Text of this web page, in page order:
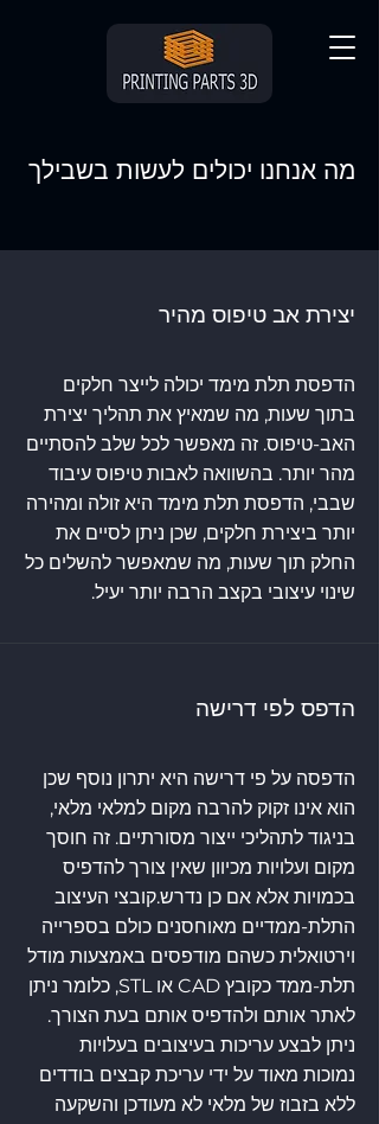
מה אנחנו יכולים לעשות בשבילך
יצירת אב טיפוס מהיר
הדפסת תלת מימד יכולה לייצר חלקים
בתוך שעות, מה שמאיץ את תהליך יצירת
האב-טיפוס. זה מאפשר לכל שלב להסתיים
מהר יותר. בהשוואה לאבות טיפוס עיבוד
שבבי, הדפסת תלת מימד היא זולה ומהירה
יותר ביצירת חלקים, שכן ניתן לסיים את
החלק תוך שעות, מה שמאפשר להשלים כל
שינוי עיצובי בקצב הרבה יותר יעיל.
הדפס לפי דרישה
הדפסה על פי דרישה היא יתרון נוסף שכן
הוא אינו זקוק להרבה מקום למלאי מלאי,
בניגוד לתהליכי ייצור מסורתיים. זה חוסך
מקום ועלויות מכיוון שאין צורך להדפיס
בכמויות אלא אם כן נדרש.קובצי העיצוב
התלת-ממדיים מאוחסנים כולם בספרייה
וירטואלית כשהם מודפסים באמצעות מודל
תלת-ממד כקובץ CAD או STL, כלומר ניתן
לאתר אותם ולהדפיס אותם בעת הצורך.
ניתן לבצע עריכות בעיצובים בעלויות
נמוכות מאוד על ידי עריכת קבצים בודדים
ללא בזבוז של מלאי לא מעודכן והשקעה